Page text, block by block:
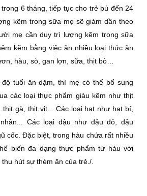
6 tháng, tiếp tục cho trẻ bú đến 24
kẽm trong sữa mẹ sẽ giảm dần theo
mẹ cần duy trì lượng kẽm trong sữa
kẽm bằng việc ăn nhiều loại thức ăn
hàu, sò, gan lợn, sữa, thịt bò…
tuổi ăn dặm, thì mẹ có thể bổ sung
các loại thực phẩm giàu kẽm như thịt
gà, thịt vịt... Các loại hạt như hạt bí,
Các loại đậu như đậu đỏ, đậu
cốc. Ðặc biệt, trong hàu chứa rất nhiều
biến đa dạng thực phẩm từ hàu với
hút sự thèm ăn của trẻ./.